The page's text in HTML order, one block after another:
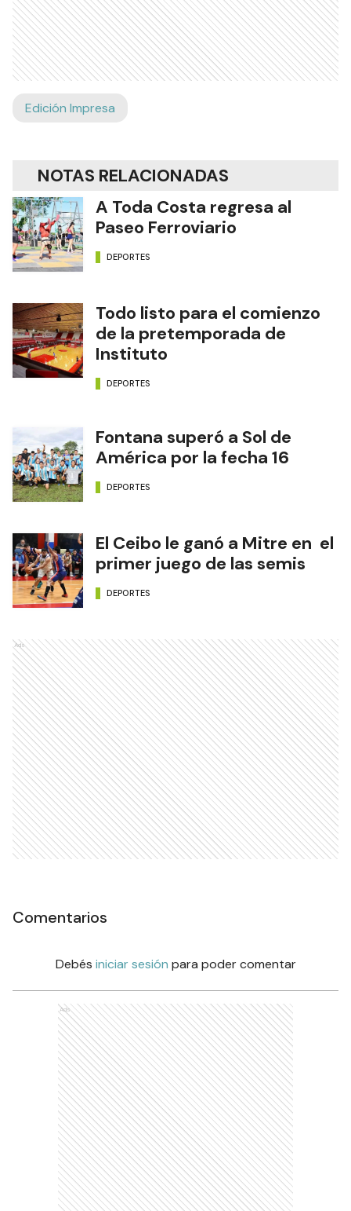
Edición Impresa
NOTAS RELACIONADAS
A Toda Costa regresa al
Paseo Ferroviario
DEPORTES
Todo listo para el comienzo
de la pretemporada de
Instituto
DEPORTES
Fontana superó a Sol de
América por la fecha 16
DEPORTES
El Ceibo le ganó a Mitre en el
primer juego de las semis
DEPORTES
Ads
Comentarios
Debés iniciar sesión para poder comentar
Ads